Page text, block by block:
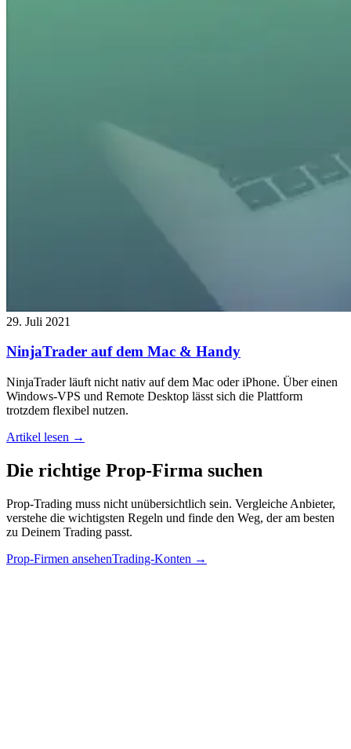
29. Juli 2021
NinjaTrader auf dem Mac & Handy
NinjaTrader läuft nicht nativ auf dem Mac oder iPhone. Über einen
Windows-VPS und Remote Desktop lässt sich die Plattform
trotzdem flexibel nutzen.
Artikel lesen →
Die richtige Prop-Firma suchen
Prop-Trading muss nicht unübersichtlich sein. Vergleiche Anbieter,
verstehe die wichtigsten Regeln und finde den Weg, der am besten
zu Deinem Trading passt.
Prop-Firmen ansehenTrading-Konten →